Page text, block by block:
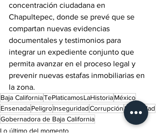
concentración ciudadana en
Chapultepec, donde se prevé que se
compartan nuevas evidencias
documentales y testimonios para
integrar un expediente conjunto que
permita avanzar en el proceso legal y
prevenir nuevas estafas inmobiliarias en
la zona.
Baja CaliforniaTePlaticamosLaHistoriaMéxico
EnsenadaPeligroInseguridadCorrupciónSeguridad
Gobernadora de Baja California
Lo último del momento